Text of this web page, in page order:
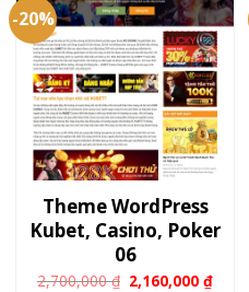
-20%
Theme WordPress
Kubet, Casino, Poker
06
2,700,000₫ 2,160,000₫